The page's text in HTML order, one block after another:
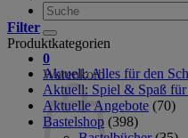
Suche
nach:
0
Warenkorb
Filter
Produktkategorien
Aktuell: Alles für den
Aktuell: Spiel & Spaß für
Aktuelle Angebote (70)
Bastelshop (398)